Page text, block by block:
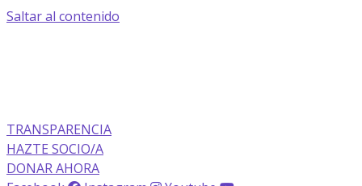
Saltar al contenido
TRANSPARENCIA
HAZTE SOCIO/A
DONAR AHORA